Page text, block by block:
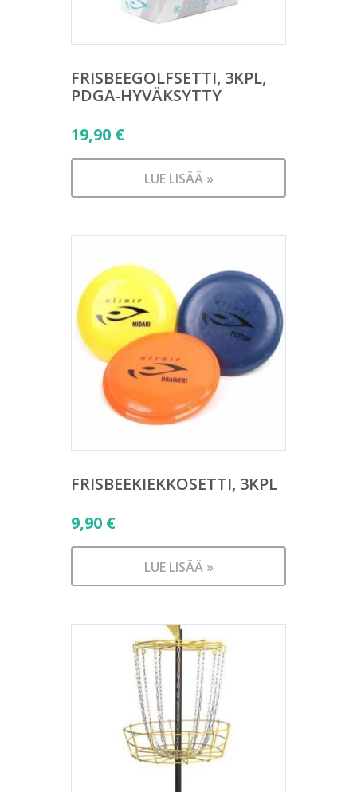
FRISBEEGOLFSETTI, 3KPL,
PDGA-HYVÄKSYTTY
19,90 €
LUE LISÄÄ »
FRISBEEKIEKKOSETTI, 3KPL
9,90 €
LUE LISÄÄ »